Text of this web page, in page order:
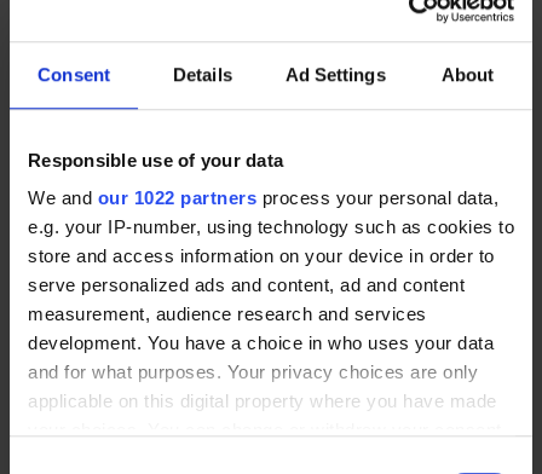
Consent Details Ad Settings About
Responsible use of your data
We and our 1022 partners process your personal data,
e.g. your IP-number, using technology such as cookies to
store and access information on your device in order to
serve personalized ads and content, ad and content
measurement, audience research and services
development. You have a choice in who uses your data
and for what purposes. Your privacy choices are only
applicable on this digital property where you have made
Établi d'atelier professionnel |
A partir de
Poste de travail porte-outils |
A partir de 396,00 €